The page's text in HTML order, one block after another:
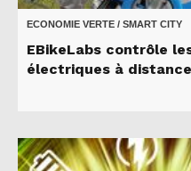
ECONOMIE VERTE / SMART CITY
EBikeLabs contrôle
électriques à distance